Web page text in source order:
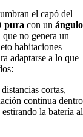
el capó del
pura con un ángulo
no genera un
habitaciones
adaptarse a lo que
cortas,
continua dentro
la batería al